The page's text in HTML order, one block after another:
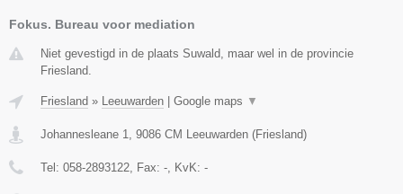
Fokus. Bureau voor mediation
Niet gevestigd in de plaats Suwald, maar wel in de provincie
Friesland.
Friesland » Leeuwarden Google maps ▼
Johannesleane 1 9086 CM Leeuwarden (Friesland)
Tel: 058-2893122 , Fax: - , KvK: -